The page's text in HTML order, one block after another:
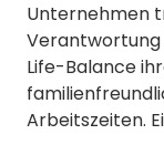
Unternehmen
Life-Balance
Arbeitszeiten.